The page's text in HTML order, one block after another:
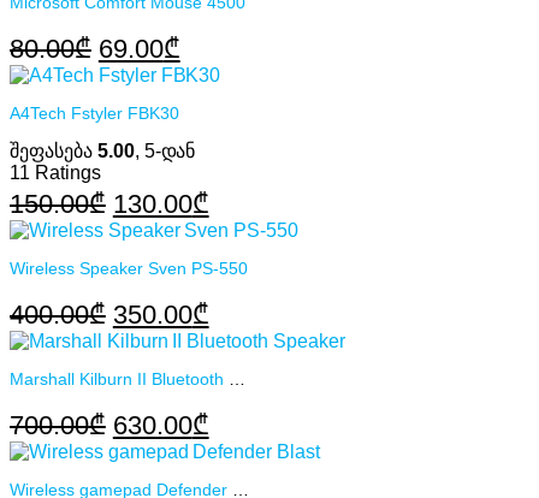
150.00₾.
80.00₾ Original
price
was:
80.00₾.
69.00₾Current
price
is:
69.00₾.
A4Tech Fstyler FBK30
შეფასება 5.00, 5-დან
11 Ratings
150.00₾ Original
price
was:
150.00₾.
130.00₾Current
price
is:
Wireless Speaker Sven PS-550
400.00₾ Original
price
was:
400.00₾.
350.00₾Current
price
is:
700.00₾ Original
price
was:
630.00₾Current
price
is: